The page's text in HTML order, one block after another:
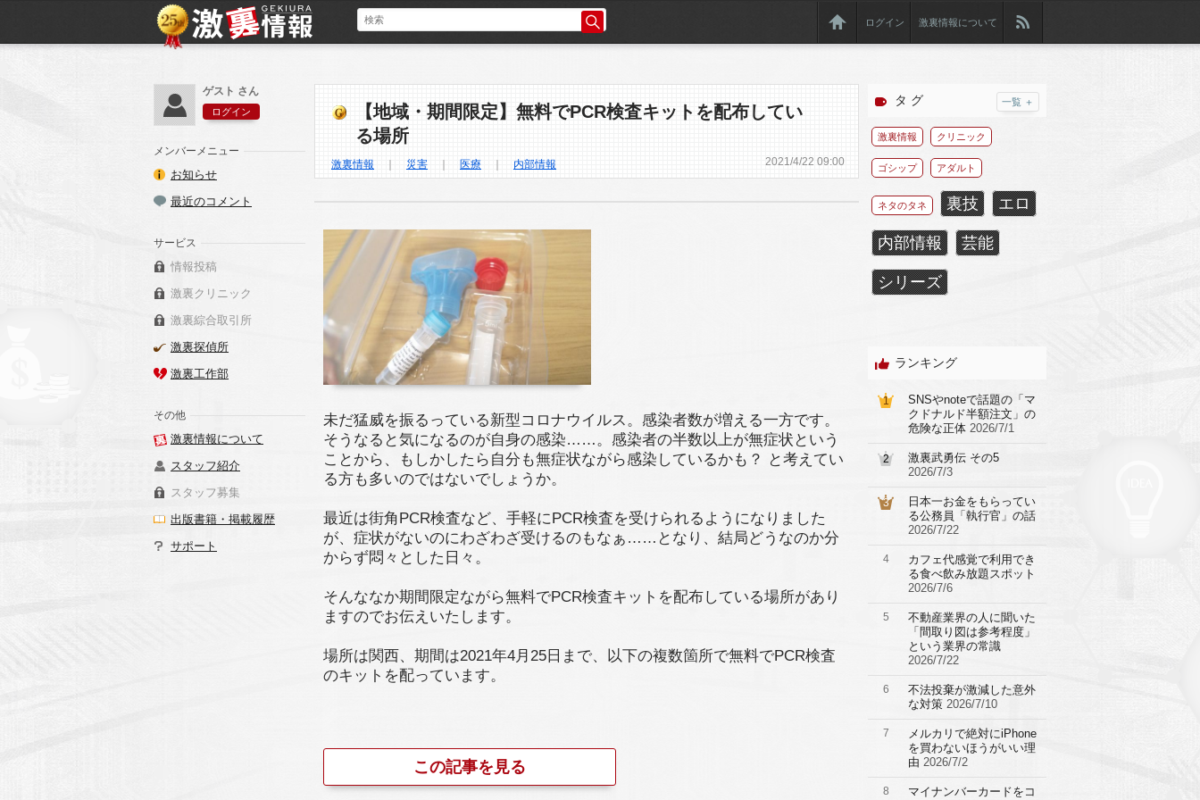
ログイン 激裏情報について
【地域・期間限定】無料でPCR検査キットを配布してい
る場所
激裏情報 災害 医療 内部情報 2021/4/22 09:00
未だ猛威を振るっている新型コロナウイルス。感染者数が増える一方です。
そうなると気になるのが自身の感染……。感染者の半数以上が無症状という
ことから、もしかしたら自分も無症状ながら感染しているかも？ と考えてい
る方も多いのではないでしょうか。
最近は街角PCR検査など、手軽にPCR検査を受けられるようになりました
が、症状がないのにわざわざ受けるのもなぁ……となり、結局どうなのか分
からず悶々とした日々。
そんななか期間限定ながら無料でPCR検査キットを配布している場所があり
ますのでお伝えいたします。
場所は関西、期間は2021年4月25日まで、以下の複数箇所で無料でPCR検査
のキットを配っています。
この記事を見る
ゲスト さん
ログイン
メンバーメニュー
お知らせ
最近のコメント
サービス
情報投稿
激裏クリニック
激裏綜合取引所
激裏探偵所
激裏工作部
その他
激裏情報について
スタッフ紹介
スタッフ募集
出版書籍・掲載履歴
サポート
タ グ 一覧 ＋
激裏情報 クリニック
ゴシップ アダルト
ネタのタネ 裏技 エロ
内部情報 芸能
シリーズ
ランキング
1
SNSやnoteで話題の「マ
クドナルド半額注文」の
危険な正体 2026/7/1
2
激裏武勇伝 その5
2026/7/3
3
日本一お金をもらってい
る公務員「執行官」の話
2026/7/22
4
カフェ代感覚で利用でき
る食べ飲み放題スポット
2026/7/6
5
不動産業界の人に聞いた
「間取り図は参考程度」
という業界の常識
2026/7/22
6
不法投棄が激減した意外
な対策 2026/7/10
7
メルカリで絶対にiPhone
を買わないほうがいい理
由 2026/7/2
8
マイナンバーカードをコ